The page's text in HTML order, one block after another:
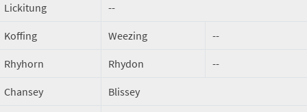
Lickitung --
Koffing Weezing --
Rhyhorn Rhydon --
Chansey Blissey